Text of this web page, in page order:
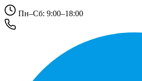
Пн–Сб: 9:00–18:00